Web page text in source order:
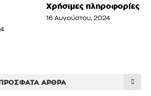
Χρήσιμες πληροφορίες
16 Αυγούστου, 2024
ΆΡΘΡΑ